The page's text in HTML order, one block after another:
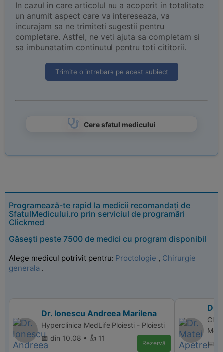
In cazul in care articolul nu a acoperit in totalitate
un anumit aspect care va intereseaza, va
incurajam sa ne trimiteti sugestii pentru
completare. Astfel, ne veti ajuta sa completam si
sa imbunatatim continutul pentru toti cititorii.
Trimite o intrebare pe acest subiect
Cere sfatul medicului
Programează-te rapid la medicii recomandați de
SfatulMedicului.ro prin serviciul de programări
Clickmed
Găsești peste 7500 de medici cu program disponibil
Alege medicul potrivit pentru: Proctologie , Chirurgie
generala .
Dr. Ionescu Andreea Marilena
Hyperclinica MedLife Ploiesti - Ploiesti
📅 din 10.08 • 👍 11
Rezervă
Dr.
📅